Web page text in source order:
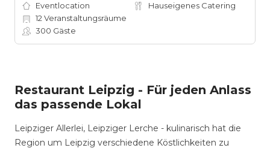
Eventlocation
Hauseigenes Catering
12 Veranstaltungsräume
300 Gäste
Restaurant Leipzig - Für jeden Anlass
das passende Lokal
Leipziger Allerlei, Leipziger Lerche - kulinarisch hat die
Region um Leipzig verschiedene Köstlichkeiten zu